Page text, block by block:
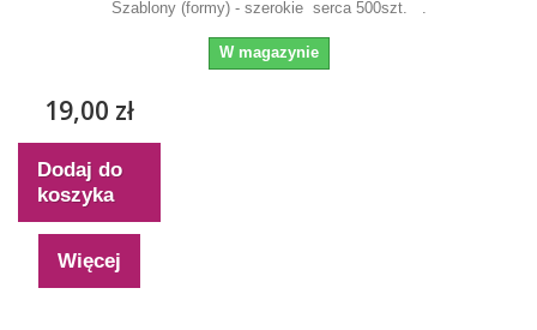
Szablony (formy) - szerokie serca 500szt. .
W magazynie
19,00 zł
Dodaj do
koszyka
Więcej